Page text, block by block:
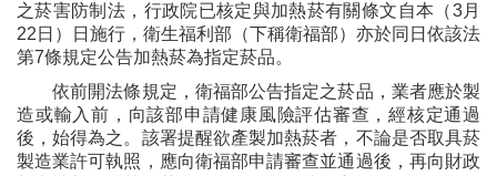
之菸害防制法，行政院已核定與加熱菸有關條文自本（3月
22日）日施行，衛生福利部（下稱衛福部）亦於同日依該法
第7條規定公告加熱菸為指定菸品。
依前開法條規定，衛福部公告指定之菸品，業者應於製
造或輸入前，向該部申請健康風險評估審查，經核定通過
後，始得為之。該署提醒欲產製加熱菸者，不論是否取具菸
製造業許可執照，應向衛福部申請審查並通過後，再向財政